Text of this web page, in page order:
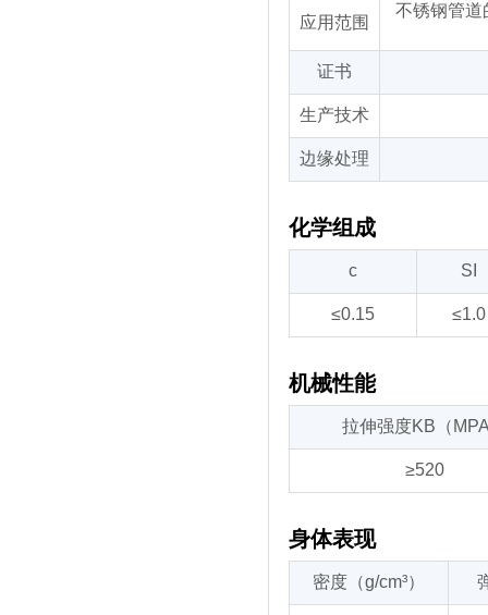
应用范围
不锈钢管道
证书
生产技术
边缘处理
化学组成
c SI
≤0.15 ≤1.0
机械性能
拉伸强度KB（
≥520
身体表现
密度（g/cm³）